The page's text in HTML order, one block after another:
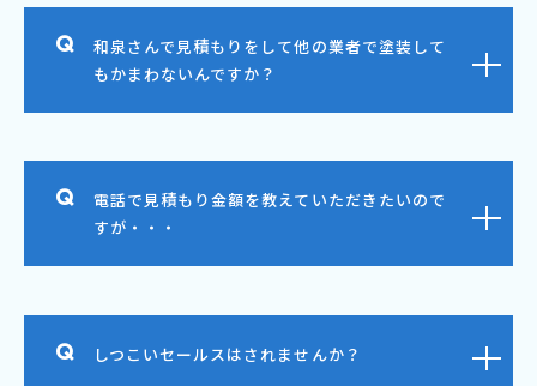
和泉さんで見積もりをして他の業者で塗装して
もかまわないんですか？
電話で見積もり金額を教えていただきたいので
すが・・・
しつこいセールスはされませんか？